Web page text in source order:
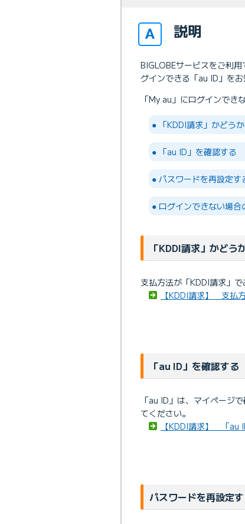
説明
BIGLOBEサービスをご利
グインできる「au ID」をお
「My au」にログインでき
● 「KDDI請求」かどう
● 「au ID」を確認する
● パスワードを再設定す
● ログインできない場合
「KDDI請求」かどう
支払方法が「KDDI請求」
【KDDI請求】 支払
「au ID」を確認する
「au ID」は、マイページ
てください。
【KDDI請求】 「au
パスワードを再設定